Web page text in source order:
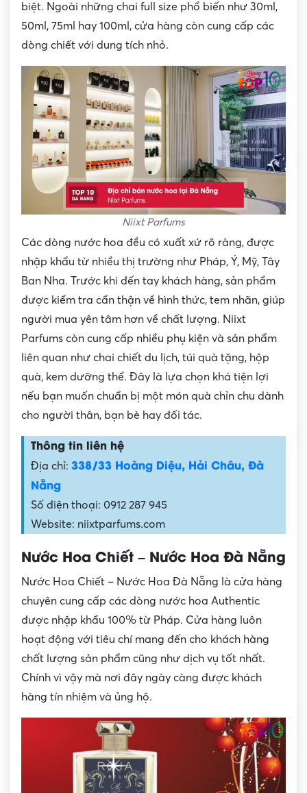
biệt. Ngoài những chai full size phổ biến như 30ml,
50ml, 75ml hay 100ml, cửa hàng còn cung cấp các
dòng chiết với dung tích nhỏ.
Niixt Parfums
Các dòng nước hoa đều có xuất xứ rõ ràng, được
nhập khẩu từ nhiều thị trường như Pháp, Ý, Mỹ, Tây
Ban Nha. Trước khi đến tay khách hàng, sản phẩm
được kiểm tra cẩn thận về hình thức, tem nhãn, giúp
người mua yên tâm hơn về chất lượng. Niixt
Parfums còn cung cấp nhiều phụ kiện và sản phẩm
liên quan như chai chiết du lịch, túi quà tặng, hộp
quà, kem dưỡng thể. Đây là lựa chọn khá tiện lợi
nếu bạn muốn chuẩn bị một món quà chỉn chu dành
cho người thân, bạn bè hay đối tác.
Thông tin liên hệ
Địa chỉ: 338/33 Hoàng Diệu, Hải Châu, Đà
Nẵng
Số điện thoại: 0912 287 945
Website: niixtparfums.com
Nước Hoa Chiết – Nước Hoa Đà Nẵng
Nước Hoa Chiết – Nước Hoa Đà Nẵng là cửa hàng
chuyên cung cấp các dòng nước hoa Authentic
được nhập khẩu 100% từ Pháp. Cửa hàng luôn
hoạt động với tiêu chí mang đến cho khách hàng
chất lượng sản phẩm cũng như dịch vụ tốt nhất.
Chính vì vậy mà nơi đây ngày càng được khách
hàng tín nhiệm và ủng hộ.